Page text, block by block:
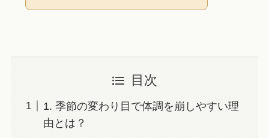
目次
1. 季節の変わり目で体調を崩しやすい理
由とは？